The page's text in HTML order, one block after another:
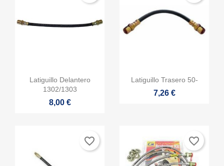
Vista rápida
Latiguillo Delantero
1302/1303
8,00 €
Vista rápida
Latiguillo Trasero 50-
7,26 €
favorite_border favorite_border